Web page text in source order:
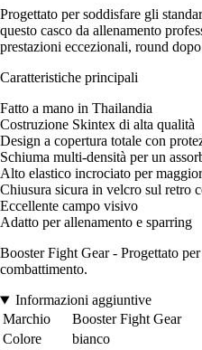
Progettato per soddisfare gli
questo casco da allenamento
prestazioni eccezionali, round
Caratteristiche principali
Fatto a mano in Thailandia
Costruzione Skintex di alta qualità
Design a copertura totale con
Schiuma multi-densità per un
Alto elastico incrociato per
Chiusura sicura in velcro sul retro
Eccellente campo visivo
Adatto per allenamento e sparring
Booster Fight Gear - Progettato
combattimento.
Informazioni aggiuntive
Marchio
Booster Fight Gear
Colore
bianco